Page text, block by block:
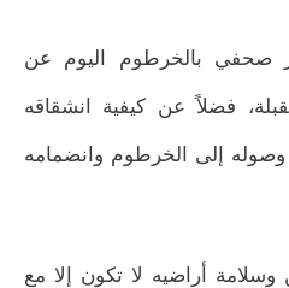
صحفي بالخرطوم اليوم عن
فضلاً عن كيفية انشقاقه
إلى الخرطوم وانضمامه
أراضيه لا تكون إلا مع